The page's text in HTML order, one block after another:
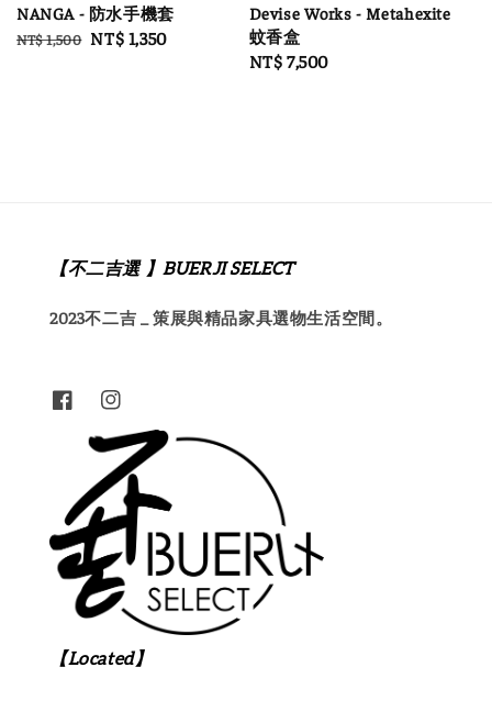
NANGA - 防水手機套
Regular
NT$ 1,500 Sale
NT$ 1,350
Devise Works - Metahexite
蚊香盒
Regular
NT$ 7,500
【不二吉選 】BUERJI SELECT
2023不二吉 _ 策展與精品家具選物生活空間。
【Located】